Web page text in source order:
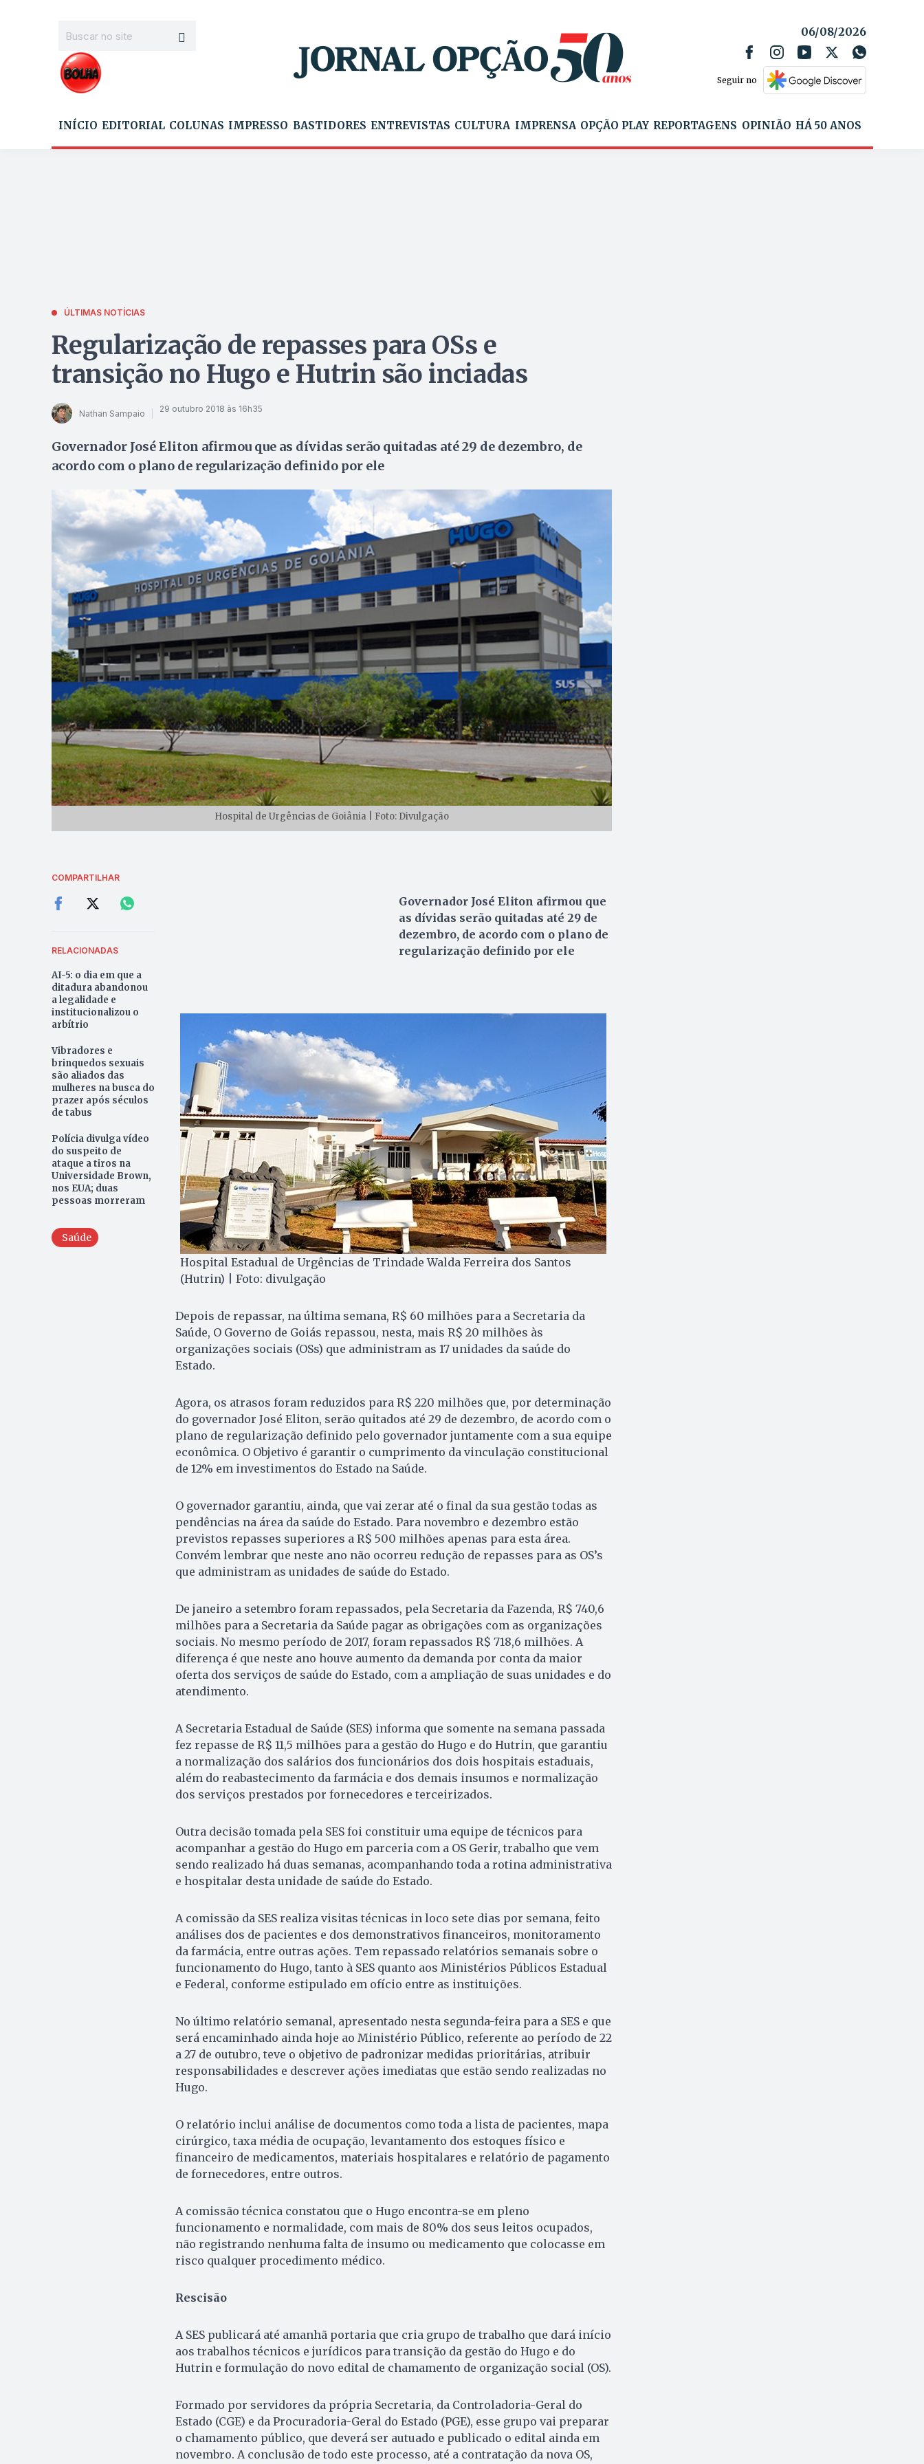
06/08/2026
Seguir no
INÍCIO EDITORIAL COLUNAS IMPRESSO BASTIDORES ENTREVISTAS CULTURA IMPRENSA OPÇÃO PLAY REPORTAGENS OPINIÃO HÁ 50 ANOS
ÚLTIMAS NOTÍCIAS
Regularização de repasses para OSs e
transição no Hugo e Hutrin são inciadas
Nathan Sampaio 29 outubro 2018 às 16h35
Governador José Eliton afirmou que as dívidas serão quitadas até 29 de dezembro, de
acordo com o plano de regularização definido por ele
Hospital de Urgências de Goiânia | Foto: Divulgação
COMPARTILHAR
RELACIONADAS
AI-5: o dia em que a
ditadura abandonou
a legalidade e
institucionalizou o
arbítrio
Vibradores e
brinquedos sexuais
são aliados das
mulheres na busca do
prazer após séculos
de tabus
Polícia divulga vídeo
do suspeito de
ataque a tiros na
Universidade Brown,
nos EUA; duas
pessoas morreram
Saúde
Governador José Eliton afirmou que
as dívidas serão quitadas até 29 de
dezembro, de acordo com o plano de
regularização definido por ele
Hospital Estadual de Urgências de Trindade Walda Ferreira dos Santos
(Hutrin) | Foto: divulgação
Depois de repassar, na última semana, R$ 60 milhões para a Secretaria da
Saúde, O Governo de Goiás repassou, nesta, mais R$ 20 milhões às
organizações sociais (OSs) que administram as 17 unidades da saúde do
Estado.
Agora, os atrasos foram reduzidos para R$ 220 milhões que, por determinação
do governador José Eliton, serão quitados até 29 de dezembro, de acordo com o
plano de regularização definido pelo governador juntamente com a sua equipe
econômica. O Objetivo é garantir o cumprimento da vinculação constitucional
de 12% em investimentos do Estado na Saúde.
O governador garantiu, ainda, que vai zerar até o final da sua gestão todas as
pendências na área da saúde do Estado. Para novembro e dezembro estão
previstos repasses superiores a R$ 500 milhões apenas para esta área.
Convém lembrar que neste ano não ocorreu redução de repasses para as OS’s
que administram as unidades de saúde do Estado.
De janeiro a setembro foram repassados, pela Secretaria da Fazenda, R$ 740,6
milhões para a Secretaria da Saúde pagar as obrigações com as organizações
sociais. No mesmo período de 2017, foram repassados R$ 718,6 milhões. A
diferença é que neste ano houve aumento da demanda por conta da maior
oferta dos serviços de saúde do Estado, com a ampliação de suas unidades e do
atendimento.
A Secretaria Estadual de Saúde (SES) informa que somente na semana passada
fez repasse de R$ 11,5 milhões para a gestão do Hugo e do Hutrin, que garantiu
a normalização dos salários dos funcionários dos dois hospitais estaduais,
além do reabastecimento da farmácia e dos demais insumos e normalização
dos serviços prestados por fornecedores e terceirizados.
Outra decisão tomada pela SES foi constituir uma equipe de técnicos para
acompanhar a gestão do Hugo em parceria com a OS Gerir, trabalho que vem
sendo realizado há duas semanas, acompanhando toda a rotina administrativa
e hospitalar desta unidade de saúde do Estado.
A comissão da SES realiza visitas técnicas in loco sete dias por semana, feito
análises dos de pacientes e dos demonstrativos financeiros, monitoramento
da farmácia, entre outras ações. Tem repassado relatórios semanais sobre o
funcionamento do Hugo, tanto à SES quanto aos Ministérios Públicos Estadual
e Federal, conforme estipulado em ofício entre as instituições.
No último relatório semanal, apresentado nesta segunda-feira para a SES e que
será encaminhado ainda hoje ao Ministério Público, referente ao período de 22
a 27 de outubro, teve o objetivo de padronizar medidas prioritárias, atribuir
responsabilidades e descrever ações imediatas que estão sendo realizadas no
Hugo.
O relatório inclui análise de documentos como toda a lista de pacientes, mapa
cirúrgico, taxa média de ocupação, levantamento dos estoques físico e
financeiro de medicamentos, materiais hospitalares e relatório de pagamento
de fornecedores, entre outros.
A comissão técnica constatou que o Hugo encontra-se em pleno
funcionamento e normalidade, com mais de 80% dos seus leitos ocupados,
não registrando nenhuma falta de insumo ou medicamento que colocasse em
risco qualquer procedimento médico.
Rescisão
A SES publicará até amanhã portaria que cria grupo de trabalho que dará início
aos trabalhos técnicos e jurídicos para transição da gestão do Hugo e do
Hutrin e formulação do novo edital de chamamento de organização social (OS).
Formado por servidores da própria Secretaria, da Controladoria-Geral do
Estado (CGE) e da Procuradoria-Geral do Estado (PGE), esse grupo vai preparar
o chamamento público, que deverá ser autuado e publicado o edital ainda em
novembro. A conclusão de todo este processo, até a contratação da nova OS,